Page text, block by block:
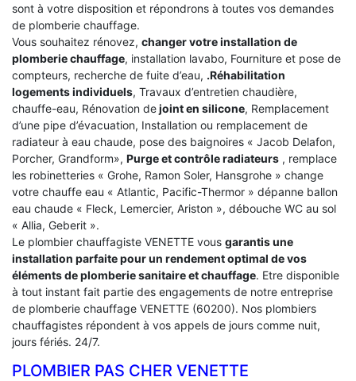
sont à votre disposition et répondrons à toutes vos demandes
de plomberie chauffage.
Vous souhaitez rénovez, changer votre installation de
plomberie chauffage, installation lavabo, Fourniture et pose de
compteurs, recherche de fuite d’eau, .Réhabilitation
logements individuels, Travaux d’entretien chaudière,
chauffe-eau, Rénovation dejoint en silicone, Remplacement
d’une pipe d’évacuation, Installation ou remplacement de
radiateur à eau chaude, pose des baignoires « Jacob Delafon,
Porcher, Grandform», Purge et contrôle radiateurs , remplace
les robinetteries « Grohe, Ramon Soler, Hansgrohe » change
votre chauffe eau « Atlantic, Pacific-Thermor » dépanne ballon
eau chaude « Fleck, Lemercier, Ariston », débouche WC au sol
« Allia, Geberit ».
Le plombier chauffagiste VENETTE vous garantis une
installation parfaite pour un rendement optimal de vos
éléments de plomberie sanitaire et chauffage. Etre disponible
à tout instant fait partie des engagements de notre entreprise
de plomberie chauffage VENETTE (60200). Nos plombiers
chauffagistes répondent à vos appels de jours comme nuit,
jours fériés. 24/7.
PLOMBIER PAS CHER VENETTE